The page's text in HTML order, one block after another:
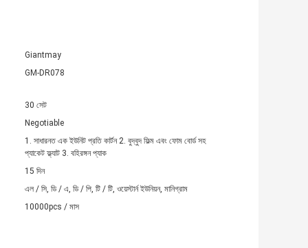
Giantmay
GM-DR078
30 সেট
Negotiable
1. সাধারনত এক ইউনিট প্রতি কার্টন 2. বুদ্বুদ ফিল্ম এবং ফোম বোর্ড সহ
প্যাকেট ফ্ল্যাট 3. বহিরঙ্গন প্যাক
15 দিন
এল / সি, ডি / এ, ডি / পি, টি / টি, ওয়েস্টার্ন ইউনিয়ন, মানিগ্রাম
10000pcs / মাস